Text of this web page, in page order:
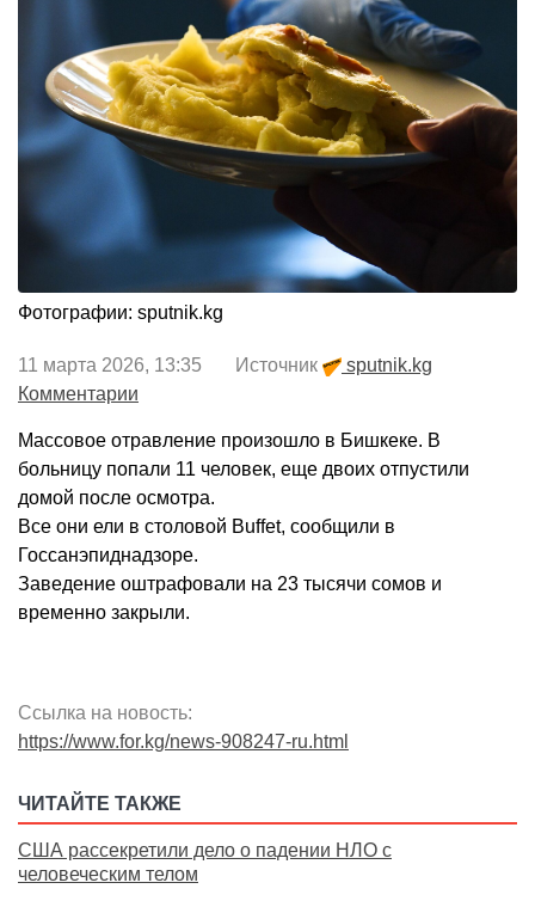
Фотографии: sputnik.kg
11 марта 2026, 13:35 Источник
sputnik.kg
Комментарии
Массовое отравление произошло в Бишкеке. В
больницу попали 11 человек, еще двоих отпустили
домой после осмотра.
Все они ели в столовой Buffet, сообщили в
Госсанэпиднадзоре.
Заведение оштрафовали на 23 тысячи сомов и
временно закрыли.
Ссылка на новость:
https://www.for.kg/news-908247-ru.html
ЧИТАЙТЕ ТАКЖЕ
США рассекретили дело о падении НЛО с
человеческим телом